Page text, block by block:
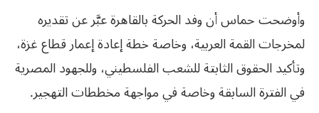
وأوضحت حماس أن وفد الحركة بالقاهرة عبَّر عن تقديره
لمخرجات القمة العربية، وخاصة خطة إعادة إعمار قطاع غزة،
وتأكيد الحقوق الثابتة للشعب الفلسطيني، وللجهود المصرية
في الفترة السابقة وخاصة في مواجهة مخططات التهجير.